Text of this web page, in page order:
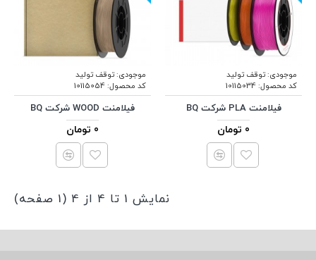
موجودی:توقف تولید
کد محصول:10115034
فیلامنت PLA شرکت BQ
0 تومان
موجودی:توقف تولید
کد محصول:10115054
فیلامنت WOOD شرکت BQ
0 تومان
نمایش 1 تا 4 از 4 (1 صفحه)